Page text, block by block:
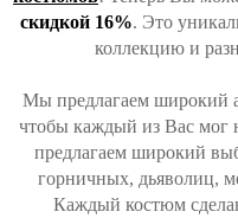
скидкой 16%. Это
коллекцию и
Мы предлагаем широкий
чтобы каждый из Вас мог
предлагаем широкий
горничных, дьяволиц,
Каждый костюм